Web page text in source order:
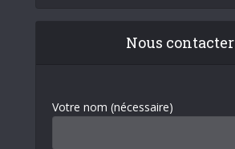
Nous contacter
Votre nom (nécessaire)